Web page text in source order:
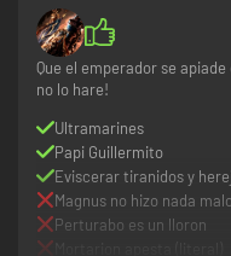
Ábrete paso entre un sinfín
sobrevivir todo lo que
jugadores. Acumula puntos
munición, cargas de
Que el emperador se
no lo hare!
Ultramarines
Papi Guillermito
Eviscerar tiranidos y
Magnus no hizo nada malo
Perturabo es un lloron